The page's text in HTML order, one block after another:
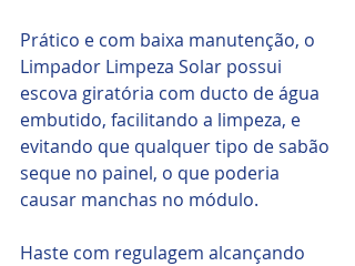
Prático e com baixa manutenção, o
Limpador Limpeza Solar possui
escova giratória com ducto de água
embutido, facilitando a limpeza, e
evitando que qualquer tipo de sabão
seque no painel, o que poderia
causar manchas no módulo.
Haste com regulagem alcançando